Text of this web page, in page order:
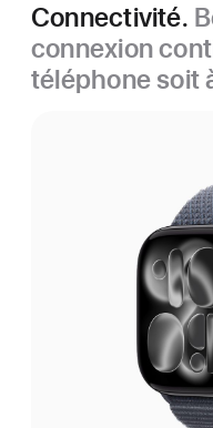
Connectivité.
connexion
téléphone soit